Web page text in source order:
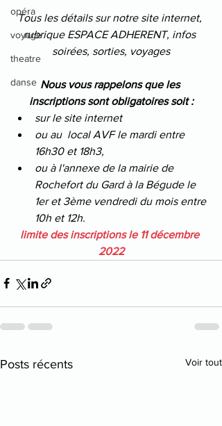
opéra
voyage
theatre
danse
Tous les détails sur notre site internet,
rubrique ESPACE ADHERENT, infos
soirées, sorties, voyages
Nous vous rappelons que les
inscriptions sont obligatoires soit :
sur le site internet
ou au  local AVF le mardi entre
16h30 et 18h3,
ou à l'annexe de la mairie de
Rochefort du Gard à la Bégude le
1er et 3ème vendredi du mois entre
10h et 12h.
limite des inscriptions le 11 décembre
2022
Posts récents Voir tout